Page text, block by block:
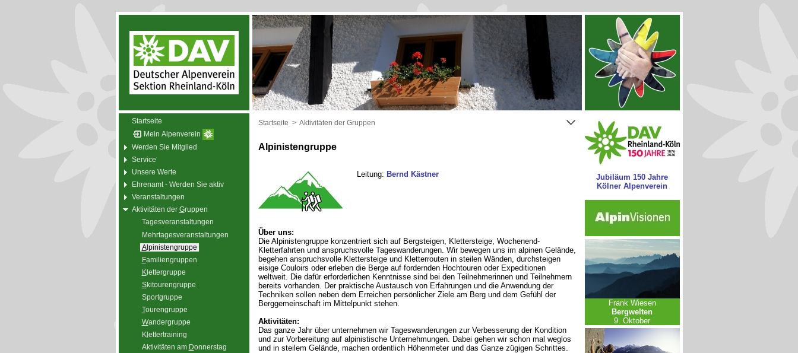
Startseite
Mein Alpenverein
Werden Sie Mitglied
Service
Unsere Werte
Ehrenamt - Werden Sie aktiv
Veranstaltungen
Aktivitäten der Gruppen
Tagesveranstaltungen
Mehrtagesveranstaltungen
Alpinistengruppe
Familiengruppen
Klettergruppe
Skitourengruppe
Sportgruppe
Tourengruppe
Wandergruppe
Kl ettertraining
Aktivitäten am Donnerstag
Startseite > Aktivitäten der Gruppen
Alpinistengruppe
Leitung: Bernd Kästner
Über uns:
Die Alpinistengruppe konzentriert sich auf Bergsteigen, Klettersteige, Wochenend-
Kletterfahrten und anspruchsvolle Tageswanderungen. Wir bewegen uns im alpinen Gelände,
begehen anspruchsvolle Klettersteige und Kletterrouten in steilen Wänden, durchsteigen
eisige Couloirs oder erleben die Berge auf fordernden Hochtouren oder Expeditionen
weltweit. Die dafür erforderlichen Kenntnisse sind bei den Teilnehmerinnen und Teilnehmern
bereits vorhanden. Der praktische Austausch von Erfahrungen und die Anwendung der
Techniken sollen neben dem Erreichen persönlicher Ziele am Berg und dem Gefühl der
Berggemeinschaft im Mittelpunkt stehen.
Aktivitäten:
Das ganze Jahr über unternehmen wir Tageswanderungen zur Verbesserung der Kondition
und zur Vorbereitung auf alpinistische Unternehmungen. Dabei gehen wir schon mal weglos
und in steilem Gelände, machen ordentlich Höhenmeter und das Ganze zügigen Schrittes.
Jubiläum 150 Jahre
Kölner Alpenverein
Frank Wiesen
Bergwelten
9. Oktober